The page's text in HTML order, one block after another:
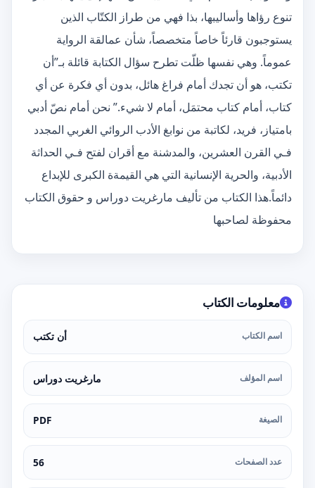
تنوع رؤاها وأساليبها، بذا فهي من طراز الكتّاب الذين
يستوجبون قارئاً خاصاً متخصصاً، شأن عمالقة الرواية
عموماً. وهي نفسها ظلّت تطرح سؤال الكتابة قائلة بـ”أن
تكتب، هو أن تجدك أمام فراغ هائل، بدون أي فكرة عن أي
كتاب، أمام كتاب محتمَل، أمام لا شيء.” نحن أمام نصّ أدبي
بامتياز، فريد، لكاتبة من نوابغ الأدب الروائي الغربي المجدد
فـي القرن العشرين، والمدشنة مع أقران لفتح فـي الحداثة
الأدبية، والحرية الإنسانية التي هي القيمةة الكبرى للإبداع
دائماً.هذا الكتاب من تأليف مارغريت دوراس و حقوق الكتاب
محفوظة لصاحبها
معلومات الكتاب
اسم الكتاب أن تكتب
اسم المؤلف مارغريت دوراس
الصيغة PDF
عدد الصفحات 56